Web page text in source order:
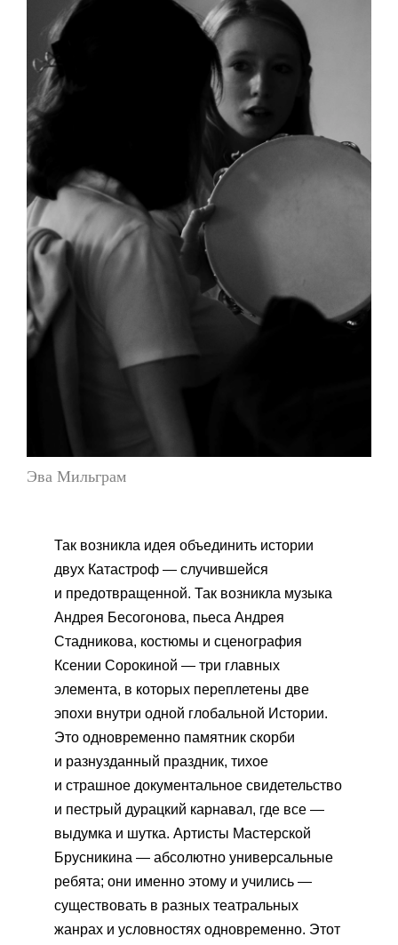
Эва Мильграм
Так возникла идея объединить истории
двух Катастроф — случившейся
и предотвращенной. Так возникла музыка
Андрея Бесогонова, пьеса Андрея
Стадникова, костюмы и сценография
Ксении Сорокиной — три главных
элемента, в которых переплетены две
эпохи внутри одной глобальной Истории.
Это одновременно памятник скорби
и разнузданный праздник, тихое
и страшное документальное свидетельство
и пестрый дурацкий карнавал, где все —
выдумка и шутка. Артисты Мастерской
Брусникина — абсолютно универсальные
ребята; они именно этому и учились —
существовать в разных театральных
жанрах и условностях одновременно. Этот